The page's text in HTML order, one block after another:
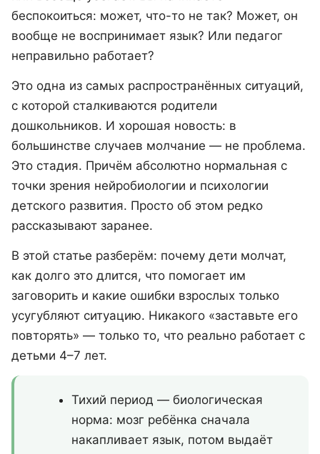
беспокоиться: может, что-то не так? Может, он
вообще не воспринимает язык? Или педагог
неправильно работает?
Это одна из самых распространённых ситуаций,
с которой сталкиваются родители
дошкольников. И хорошая новость: в
большинстве случаев молчание — не проблема.
Это стадия. Причём абсолютно нормальная с
точки зрения нейробиологии и психологии
детского развития. Просто об этом редко
рассказывают заранее.
В этой статье разберём: почему дети молчат,
как долго это длится, что помогает им
заговорить и какие ошибки взрослых только
усугубляют ситуацию. Никакого «заставьте его
повторять» — только то, что реально работает с
детьми 4–7 лет.
Тихий период — биологическая
норма: мозг ребёнка сначала
накапливает язык, потом выдаёт